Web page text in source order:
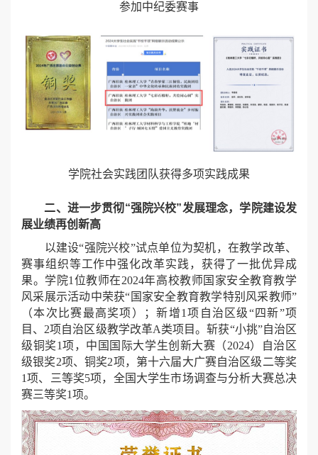
参加中纪委赛事
学院社会实践团队获得多项实践成果
二、进一步贯彻“强院兴校”发展理念，学院建设发
展业绩再创新高
以建设“强院兴校”试点单位为契机，在教学改革、
赛事组织等工作中强化改革实践，获得了一批优异成
果。学院1位教师在2024年高校教师国家安全教育教学
风采展示活动中荣获“国家安全教育教学特别风采教师”
（本次比赛最高奖项）；新增1项自治区级“四新”项
目、2项自治区级教学改革A类项目。斩获“小挑”自治区
级铜奖1项，中国国际大学生创新大赛（2024）自治区
级银奖2项、铜奖2项，第十六届大广赛自治区级二等奖
1项、三等奖5项，全国大学生市场调查与分析大赛总决
赛三等奖1项。